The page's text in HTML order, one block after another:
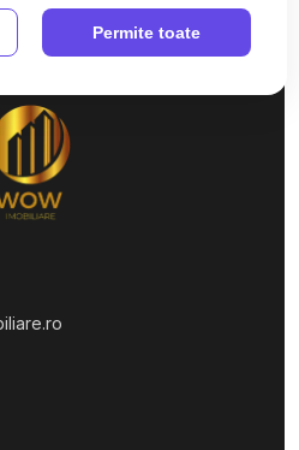
Sub Arini
Calea Dumbravii
Selimbar
Permite toate